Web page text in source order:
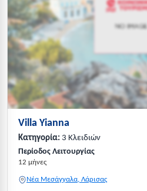
Villa Yianna
Κατηγορία: 3 Κλειδιών
Περίοδος Λειτουργίας
12 μήνες
Νέα Μεσάγγαλα, Λάρισας